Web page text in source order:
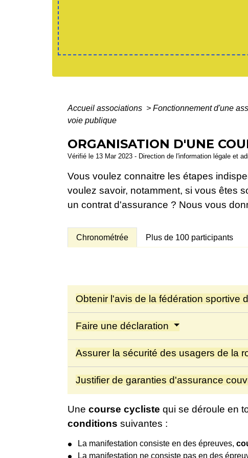
Accueil associations > Fonctionnement d'une
voie publique
ORGANISATION D'UNE
Vérifié le 13 Mar 2023 - Direction de l'information légale et
Vous voulez connaitre les étapes
voulez savoir, notamment, si vous êtes
un contrat d'assurance ? Nous vous
Chronométrée Plus de 100 participants
Obtenir l'avis de la fédération sportive
Faire une déclaration
Assurer la sécurité des usagers de la
Justifier de garanties d'assurance
Une course cycliste qui se déroule en
conditions suivantes :
La manifestation consiste en des épreuves,
La manifestation ne consiste pas en des